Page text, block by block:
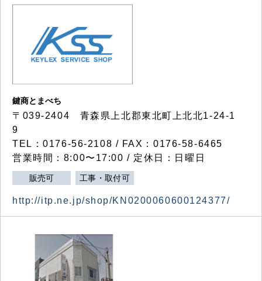
鍵商とまべち
〒039-2404 青森県上北郡東北町上北北1-24-1
9
TEL：0176-56-2108 / FAX：0176-58-6465
営業時間：8:00〜17:00 / 定休日：日曜日
販売可 工事・取付可
http://itp.ne.jp/shop/KN0200060600124377/